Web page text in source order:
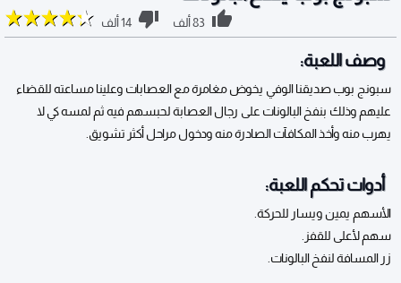
83 ألف 14 ألف
وصف اللعبة:
سبونج بوب صديقنا الوفي يخوض مغامرة مع العصابات وعلينا مساعته للقضاء
عليهم وذلك بنفخ البالونات على رجال العصابة لحبسهم فيه ثم لمسه كي لا
يهرب منه وأخذ المكافآت الصادرة منه ودخول مراحل أكثر تشويق.
أدوات تحكم اللعبة:
الأسهم يمين ويسار للحركة.
سهم لأعلى للقفز.
زر المسافة لنفخ البالونات.